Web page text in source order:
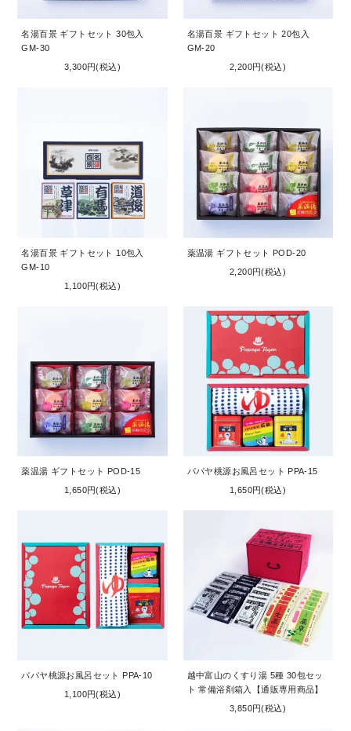
名湯百景 ギフトセット 30包入
GM-30
3,300円(税込)
名湯百景 ギフトセット 20包入
GM-20
2,200円(税込)
名湯百景 ギフトセット 10包入
GM-10
1,100円(税込)
薬温湯 ギフトセット POD-20
2,200円(税込)
薬温湯 ギフトセット POD-15
1,650円(税込)
パパヤ桃源お風呂セット PPA-15
1,650円(税込)
パパヤ桃源お風呂セット PPA-10
1,100円(税込)
越中富山のくすり湯 5種 30包セッ
ト 常備浴剤箱入【通販専用商品】
3,850円(税込)